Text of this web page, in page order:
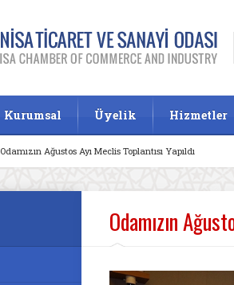
Kurumsal Üyelik Hizmetler
Odamızın Ağustos Ayı Meclis Toplantısı Yapıldı
Odamızın